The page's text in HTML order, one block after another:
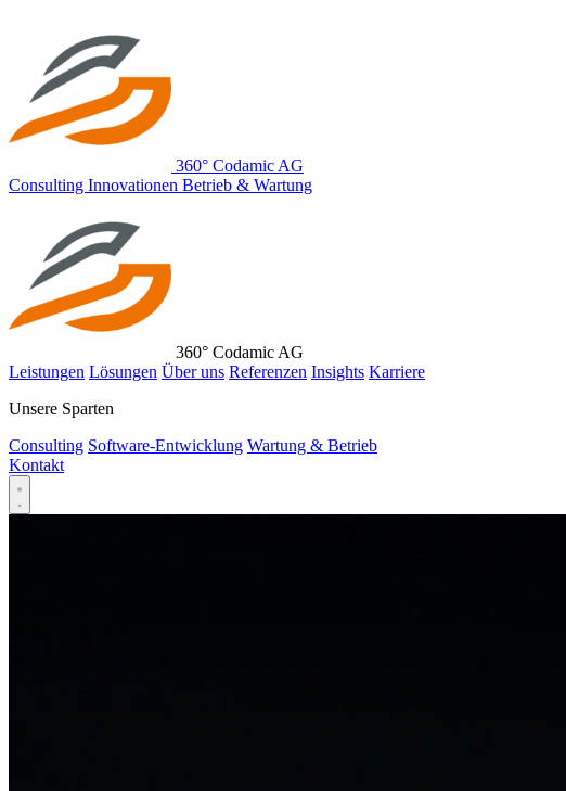
360° Codamic AG
Consulting Innovationen Betrieb & Wartung
360° Codamic AG
Leistungen Lösungen Über uns Referenzen Insights Karriere
Unsere Sparten
Consulting Software-Entwicklung Wartung & Betrieb
Kontakt